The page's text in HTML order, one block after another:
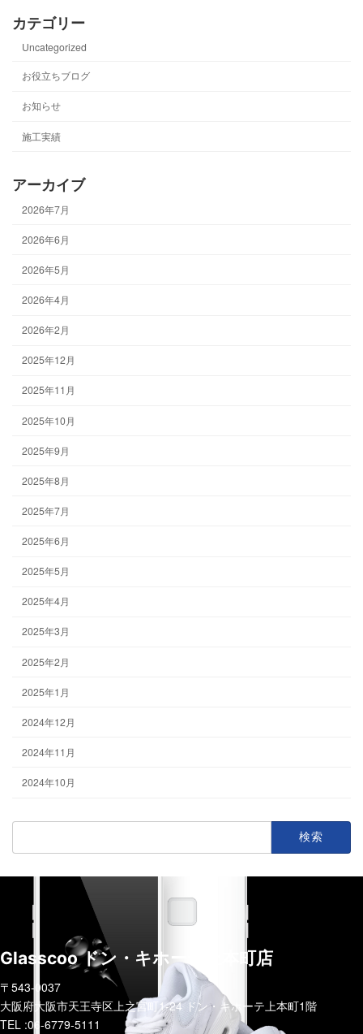
カテゴリー
Uncategorized
お役立ちブログ
お知らせ
施工実績
アーカイブ
2026年7月
2026年6月
2026年5月
2026年4月
2026年2月
2025年12月
2025年11月
2025年10月
2025年9月
2025年8月
2025年7月
2025年6月
2025年5月
2025年4月
2025年3月
2025年2月
2025年1月
2024年12月
2024年11月
2024年10月
検
Glasscoo ドン・キホーテ上本町店
〒543-0037
大阪府大阪市天王寺区上之宮町1-24 ドン・キホーテ上本町1階
TEL :06-6779-5111